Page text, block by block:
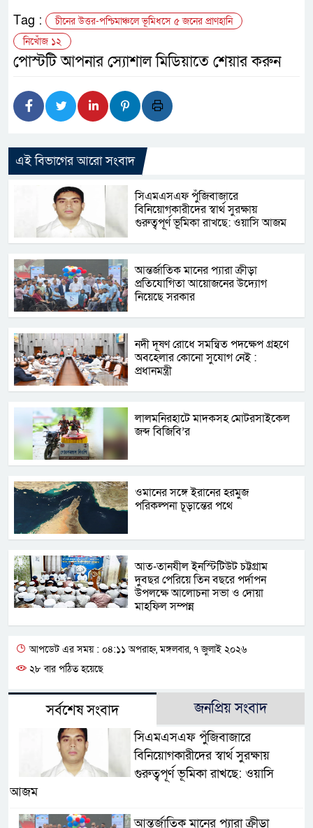
Tag :
চীনের উত্তর-পশ্চিমাঞ্চলে ভূমিধসে ৫ জনের প্রাণহানি
নিখোঁজ ১২
পোস্টটি আপনার স্যোশাল মিডিয়াতে শেয়ার করুন
এই বিভাগের আরো সংবাদ
সিএমএসএফ পুঁজিবাজারে
বিনিয়োগকারীদের স্বার্থ সুরক্ষায়
গুরুত্বপূর্ণ ভূমিকা রাখছে: ওয়াসি আজম
আন্তর্জাতিক মানের প্যারা ক্রীড়া
প্রতিযোগিতা আয়োজনের উদ্যোগ
নিয়েছে সরকার
নদী দূষণ রোধে সমন্বিত পদক্ষেপ গ্রহণে
অবহেলার কোনো সুযোগ নেই :
প্রধানমন্ত্রী
লালমনিরহাটে মাদকসহ মোটরসাইকেল
জব্দ বিজিবি’র
ওমানের সঙ্গে ইরানের হরমুজ
পরিকল্পনা চূড়ান্তের পথে
আত-তানযীল ইনস্টিটিউট চট্টগ্রাম
দুবছর পেরিয়ে তিন বছরে পর্দাপন
উপলক্ষে আলোচনা সভা ও দোয়া
মাহফিল সম্পন্ন
আপডেট এর সময় : ০৪:১১ অপরাহ্ন, মঙ্গলবার, ৭ জুলাই ২০২৬
২৮ বার পঠিত হয়েছে
সর্বশেষ সংবাদ জনপ্রিয় সংবাদ
সিএমএসএফ পুঁজিবাজারে
বিনিয়োগকারীদের স্বার্থ সুরক্ষায়
গুরুত্বপূর্ণ ভূমিকা রাখছে: ওয়াসি
আজম
আন্তর্জাতিক মানের প্যারা ক্রীড়া